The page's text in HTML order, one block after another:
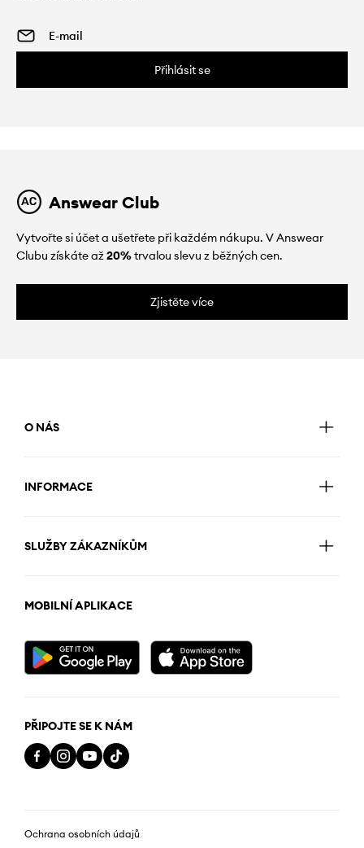
Přihlásit se
Answear Club
Vytvořte si účet a ušetřete při každém nákupu. V Answear
Clubu získáte až20%trvalou slevu z běžných cen.
Zjistěte více
O NÁS
INFORMACE
SLUŽBY ZÁKAZNÍKŮM
MOBILNÍ APLIKACE
PŘIPOJTE SE K NÁM
Ochrana osobních údajů